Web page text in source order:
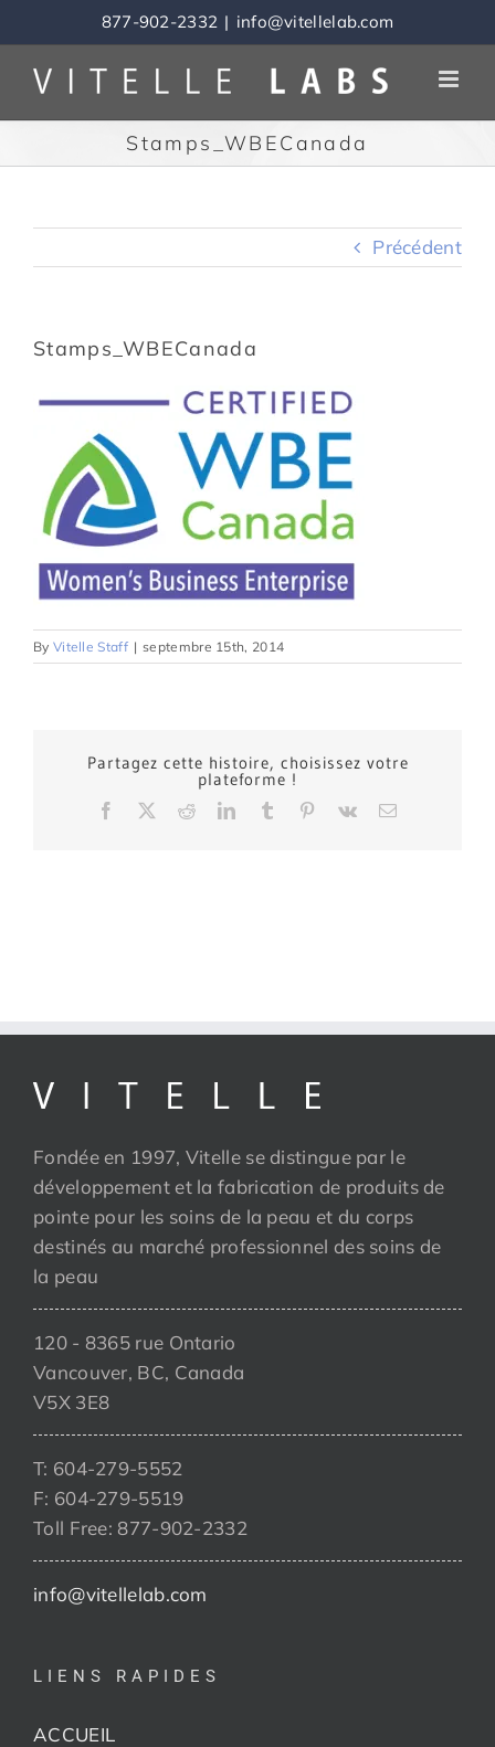
to
content
877-902-2332 | info@vitellelab.com
Stamps_WBECanada
Précédent
Stamps_WBECanada
By Vitelle Staff | septembre 15th, 2014
Partagez cette histoire, choisissez votre
plateforme !
Facebook RedditLinkedInTumblr PinterestVk Email
Fondée en 1997, Vitelle se distingue par le
développement et la fabrication de produits de
pointe pour les soins de la peau et du corps
destinés au marché professionnel des soins de
la peau
120 - 8365 rue Ontario
Vancouver, BC, Canada
V5X 3E8
T: 604-279-5552
F: 604-279-5519
Toll Free: 877-902-2332
info@vitellelab.com
LIENS RAPIDES
ACCUEIL